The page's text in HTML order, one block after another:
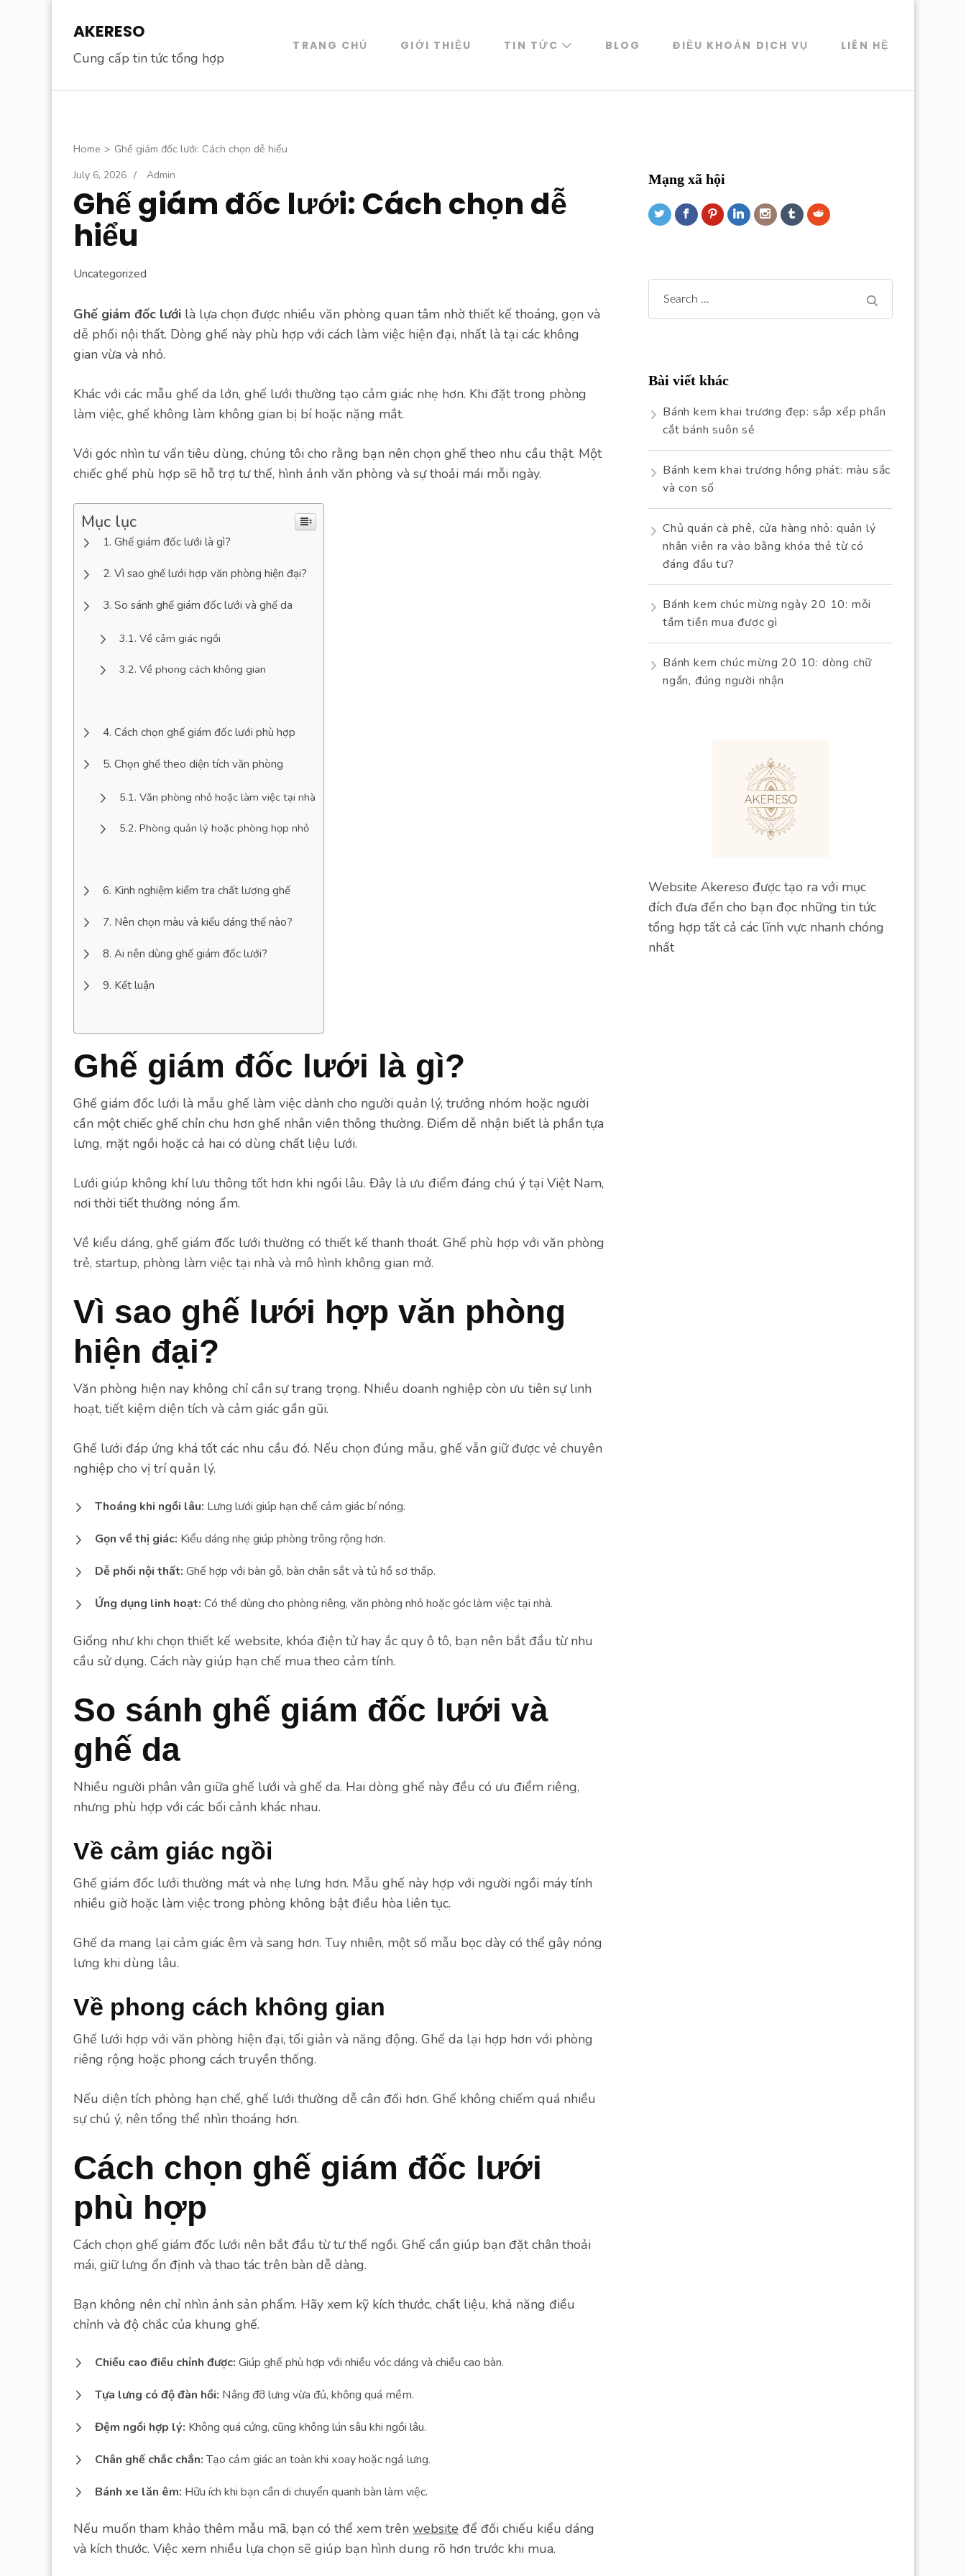
content
Enter)
AKERESO
Cung cấp tin tức tổng hợp
TRANG CHỦ GIỚI THIỆU TIN TỨC BLOG ĐIỀU KHOẢN DỊCH VỤ LIÊN HỆ
Home > Ghế giám đốc lưới: Cách chọn dễ hiểu
July 6, 2026 / Admin
Ghế giám đốc lưới: Cách chọn dễ
hiểu
Uncategorized
Ghế giám đốc lưới là lựa chọn được nhiều văn phòng quan tâm nhờ thiết kế thoáng, gọn và
dễ phối nội thất. Dòng ghế này phù hợp với cách làm việc hiện đại, nhất là tại các không
gian vừa và nhỏ.
Khác với các mẫu ghế da lớn, ghế lưới thường tạo cảm giác nhẹ hơn. Khi đặt trong phòng
làm việc, ghế không làm không gian bị bí hoặc nặng mắt.
Với góc nhìn tư vấn tiêu dùng, chúng tôi cho rằng bạn nên chọn ghế theo nhu cầu thật. Một
chiếc ghế phù hợp sẽ hỗ trợ tư thế, hình ảnh văn phòng và sự thoải mái mỗi ngày.
Mục lục
Ghế giám đốc lưới là gì?
Vì sao ghế lưới hợp văn phòng hiện đại?
So sánh ghế giám đốc lưới và ghế da
Về cảm giác ngồi
Về phong cách không gian
Cách chọn ghế giám đốc lưới phù hợp
Chọn ghế theo diện tích văn phòng
Văn phòng nhỏ hoặc làm việc tại nhà
Phòng quản lý hoặc phòng họp nhỏ
Kinh nghiệm kiểm tra chất lượng ghế
Nên chọn màu và kiểu dáng thế nào?
Ai nên dùng ghế giám đốc lưới?
Kết luận
Ghế giám đốc lưới là gì?
Ghế giám đốc lưới là mẫu ghế làm việc dành cho người quản lý, trưởng nhóm hoặc người
cần một chiếc ghế chỉn chu hơn ghế nhân viên thông thường. Điểm dễ nhận biết là phần tựa
lưng, mặt ngồi hoặc cả hai có dùng chất liệu lưới.
Lưới giúp không khí lưu thông tốt hơn khi ngồi lâu. Đây là ưu điểm đáng chú ý tại Việt Nam,
nơi thời tiết thường nóng ẩm.
Về kiểu dáng, ghế giám đốc lưới thường có thiết kế thanh thoát. Ghế phù hợp với văn phòng
trẻ, startup, phòng làm việc tại nhà và mô hình không gian mở.
Vì sao ghế lưới hợp văn phòng
hiện đại?
Văn phòng hiện nay không chỉ cần sự trang trọng. Nhiều doanh nghiệp còn ưu tiên sự linh
hoạt, tiết kiệm diện tích và cảm giác gần gũi.
Ghế lưới đáp ứng khá tốt các nhu cầu đó. Nếu chọn đúng mẫu, ghế vẫn giữ được vẻ chuyên
nghiệp cho vị trí quản lý.
Thoáng khi ngồi lâu: Lưng lưới giúp hạn chế cảm giác bí nóng.
Gọn về thị giác: Kiểu dáng nhẹ giúp phòng trông rộng hơn.
Dễ phối nội thất: Ghế hợp với bàn gỗ, bàn chân sắt và tủ hồ sơ thấp.
Ứng dụng linh hoạt: Có thể dùng cho phòng riêng, văn phòng nhỏ hoặc góc làm việc tại nhà.
Giống như khi chọn thiết kế website, khóa điện tử hay ắc quy ô tô, bạn nên bắt đầu từ nhu
cầu sử dụng. Cách này giúp hạn chế mua theo cảm tính.
So sánh ghế giám đốc lưới và
ghế da
Nhiều người phân vân giữa ghế lưới và ghế da. Hai dòng ghế này đều có ưu điểm riêng,
nhưng phù hợp với các bối cảnh khác nhau.
Về cảm giác ngồi
Ghế giám đốc lưới thường mát và nhẹ lưng hơn. Mẫu ghế này hợp với người ngồi máy tính
nhiều giờ hoặc làm việc trong phòng không bật điều hòa liên tục.
Ghế da mang lại cảm giác êm và sang hơn. Tuy nhiên, một số mẫu bọc dày có thể gây nóng
lưng khi dùng lâu.
Về phong cách không gian
Ghế lưới hợp với văn phòng hiện đại, tối giản và năng động. Ghế da lại hợp hơn với phòng
riêng rộng hoặc phong cách truyền thống.
Nếu diện tích phòng hạn chế, ghế lưới thường dễ cân đối hơn. Ghế không chiếm quá nhiều
sự chú ý, nên tổng thể nhìn thoáng hơn.
Cách chọn ghế giám đốc lưới
phù hợp
Cách chọn ghế giám đốc lưới nên bắt đầu từ tư thế ngồi. Ghế cần giúp bạn đặt chân thoải
mái, giữ lưng ổn định và thao tác trên bàn dễ dàng.
Bạn không nên chỉ nhìn ảnh sản phẩm. Hãy xem kỹ kích thước, chất liệu, khả năng điều
chỉnh và độ chắc của khung ghế.
Chiều cao điều chỉnh được: Giúp ghế phù hợp với nhiều vóc dáng và chiều cao bàn.
Tựa lưng có độ đàn hồi: Nâng đỡ lưng vừa đủ, không quá mềm.
Đệm ngồi hợp lý: Không quá cứng, cũng không lún sâu khi ngồi lâu.
Chân ghế chắc chắn:Tạo cảm giác an toàn khi xoay hoặc ngả lưng.
Bánh xe lăn êm: Hữu ích khi bạn cần di chuyển quanh bàn làm việc.
Nếu muốn tham khảo thêm mẫu mã, bạn có thể xem trên website để đối chiếu kiểu dáng
và kích thước. Việc xem nhiều lựa chọn sẽ giúp bạn hình dung rõ hơn trước khi mua.
Mạng xã hội
Search
for:
Bài viết khác
Bánh kem khai trương đẹp: sắp xếp phần
cắt bánh suôn sẻ
Bánh kem khai trương hồng phát: màu sắc
và con số
Chủ quán cà phê, cửa hàng nhỏ: quản lý
nhân viên ra vào bằng khóa thẻ từ có
đáng đầu tư?
Bánh kem chúc mừng ngày 20 10: mỗi
tầm tiền mua được gì
Bánh kem chúc mừng 20 10: dòng chữ
ngắn, đúng người nhận
Website Akereso được tạo ra với mục
đích đưa đến cho bạn đọc những tin tức
tổng hợp tất cả các lĩnh vực nhanh chóng
nhất